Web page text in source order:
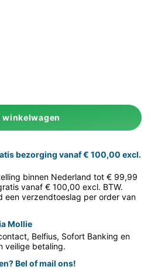
winkelwagen
bezorging vanaf € 100,00 excl.
binnen Nederland tot € 99,99
vanaf € 100,00 excl. BTW.
een verzendtoeslag per order van
Mollie
Belfius, Sofort Banking en
veilige betaling.
Bel of mail ons!